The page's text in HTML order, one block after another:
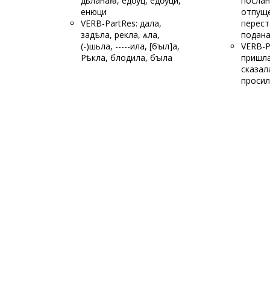
енюци
VERB-PartRes: дала,
задѣла, рекла, ѧла,
(-)шьла, -----ила, [бꙑл]а,
Рѣкла, блодила, бꙑла
подана
VERB-